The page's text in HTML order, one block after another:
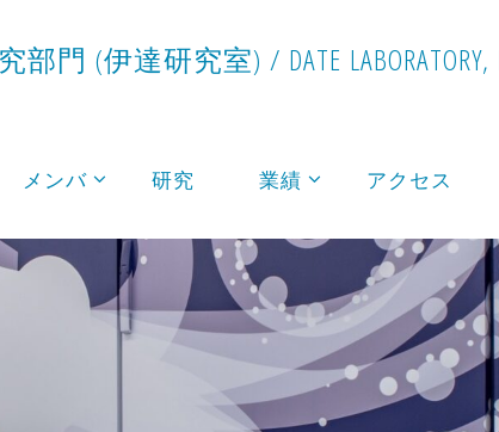
究部門 (伊達研究室) / DATE LABORATORY,
メンバ 研究 業績 アクセス